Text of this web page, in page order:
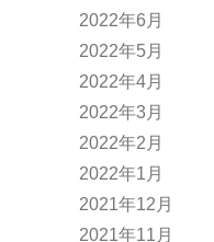
2022年6月
2022年5月
2022年4月
2022年3月
2022年2月
2022年1月
2021年12月
2021年11月